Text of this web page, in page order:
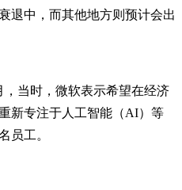
退中，而其他地方则预计会出
，当时，微软表示希望在经济
新专注于人工智能（AI）等
员工。